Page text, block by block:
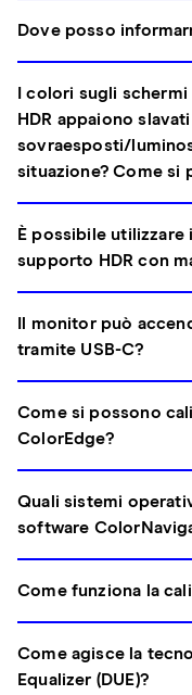
Dove posso
I colori sugli
HDR appaiono
sovraesposti/
situazione? Come si
È possibile
supporto HDR con
Il monitor può
tramite USB-C?
Come si possono
ColorEdge?
Quali sistemi
software
Come funziona la
Come agisce la
Equalizer (DUE)?